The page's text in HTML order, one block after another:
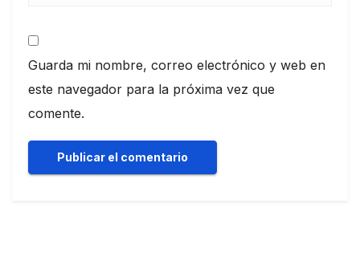
Guarda mi nombre, correo electrónico y web en
este navegador para la próxima vez que
comente.